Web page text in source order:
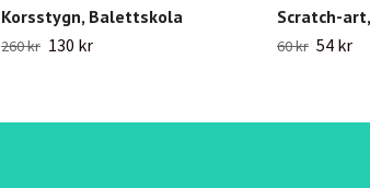
Korsstygn, Balettskola
260 kr 130 kr
Scratch-
60 kr 54 kr